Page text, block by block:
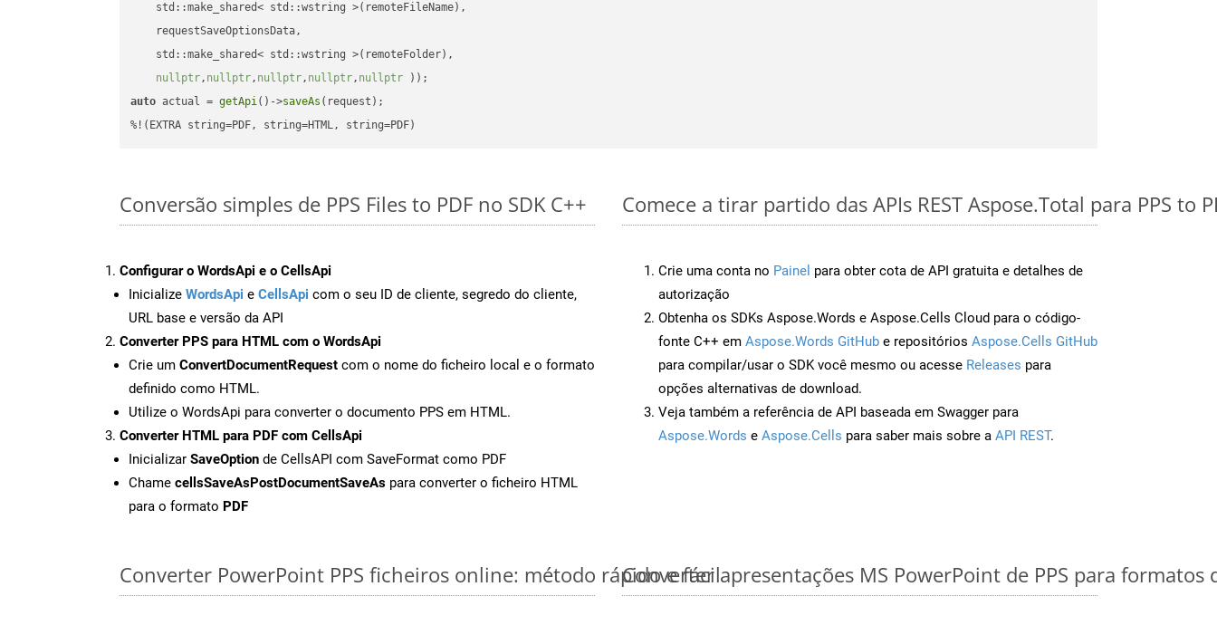
    std::make_shared< std::wstring >(remoteFileName),
    requestSaveOptionsData,
    std::make_shared< std::wstring >(remoteFolder),
nullptr, nullptr, nullptr, nullptr, nullptr ))
auto actual = getApi()->saveAs (request);
%!(EXTRA string=PDF, string=HTML, string=PDF)
Conversão simples de PPS Files to PDF no SDK C++
Configurar o WordsApi e o CellsApi
Inicialize WordsApi e CellsApi com o seu ID de cliente, segredo do cliente,
URL base e versão da API
Converter PPS para HTML com o WordsApi
Crie um ConvertDocumentRequest com o nome do ficheiro local e o formato
definido como HTML.
Utilize o WordsApi para converter o documento PPS em HTML.
Converter HTML para PDF com CellsApi
Inicializar SaveOption de CellsAPI com SaveFormat como PDF
Chame cellsSaveAsPostDocumentSaveAs para converter o ficheiro HTML
para o formato PDF
Comece a tirar partido das APIs REST Aspose.Total para PPS to
Crie uma conta no Painel para obter cota de API gratuita e detalhes de
autorização
Obtenha os SDKs Aspose.Words e Aspose.Cells Cloud para o código-
fonte C++ em Aspose.Words GitHub e repositórios Aspose.Cells GitHub
para compilar/usar o SDK você mesmo ou acesse Releases para
opções alternativas de download.
Veja também a referência de API baseada em Swagger para
Aspose.Words e Aspose.Cells para saber mais sobre a API REST.
Converter PowerPoint PPS ficheiros online: método rápido e fácilConverter apresentações MS PowerPoint de PPS para formatos